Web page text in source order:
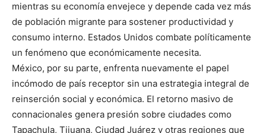
mientras su economía envejece y depende cada vez más
de población migrante para sostener productividad y
consumo interno. Estados Unidos combate políticamente
un fenómeno que económicamente necesita.
México, por su parte, enfrenta nuevamente el papel
incómodo de país receptor sin una estrategia integral de
reinserción social y económica. El retorno masivo de
connacionales genera presión sobre ciudades como
Tapachula, Tijuana, Ciudad Juárez y otras regiones que